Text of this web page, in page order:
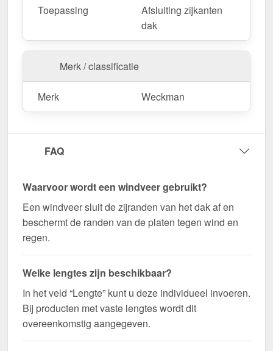
uw dakoppervlak.
Als er ter plaatse aanpassingen nodig zijn, kan de
metalen plaat gemakkelijk worden ingekort door
deze te zagen.
Bestel nu Windveer | 15 x 15 cm bestellen – Op
maat gemaakt voor uw project & snel geleverd!
Duurzaam, weerbestendig, op maat gemaakt - bestel
Wegens maatwerk / customisatie van herroepingsrecht uitgezonderd
Toepassing
Afsluiting zijkanten
dak
Merk / classificatie
Merk Weckman
FAQ
Waarvoor wordt een windveer gebruikt?
Een windveer sluit de zijranden van het dak af en
beschermt de randen van de platen tegen wind en
regen.
Welke lengtes zijn beschikbaar?
In het veld “Lengte” kunt u deze individueel invoeren.
Bij producten met vaste lengtes wordt dit
overeenkomstig aangegeven.